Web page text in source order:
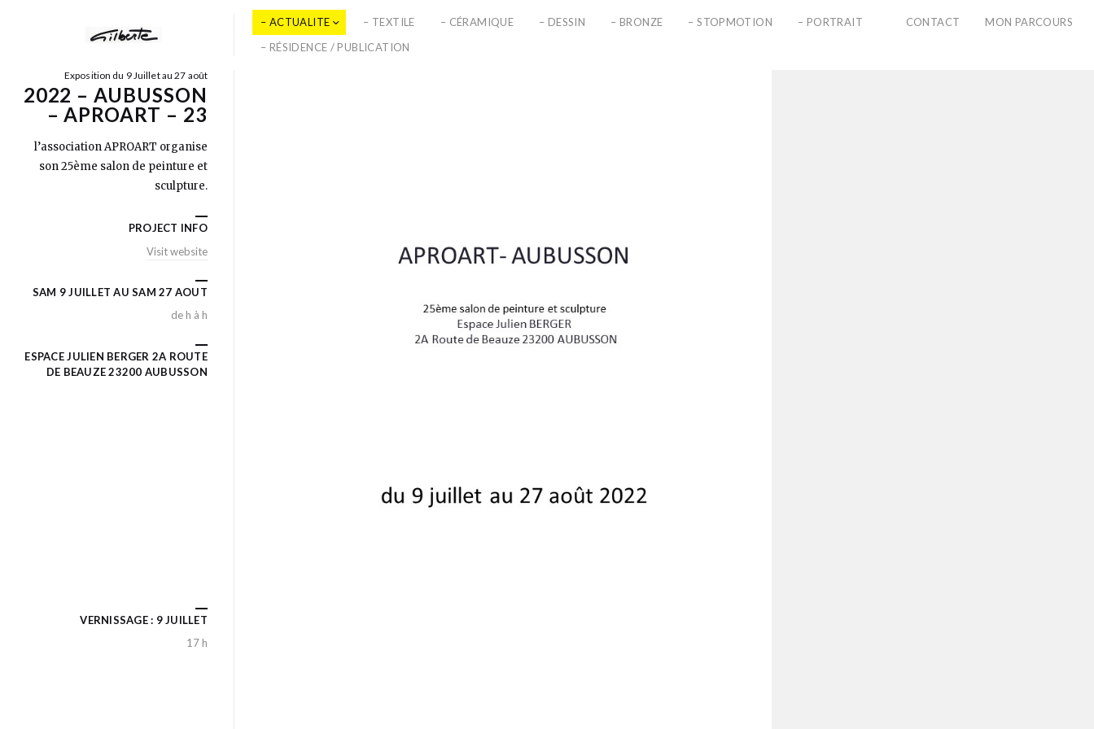
– ACTUALITE – TEXTILE – CÉRAMIQUE – DESSIN – BRONZE – STOPMOTION
– PORTRAIT
– RÉSIDENCE / PUBLICATION
CONTACT MON PARCOURS
Exposition du 9 Juillet au 27 août
2022 – AUBUSSON
– APROART – 23
l’association APROART organise
son 25ème salon de peinture et
sculpture.
PROJECT INFO
Visit website
SAM 9 JUILLET AU SAM 27 AOUT
de h à h
ESPACE JULIEN BERGER 2A ROUTE
DE BEAUZE 23200 AUBUSSON
VERNISSAGE : 9 JUILLET
17 h